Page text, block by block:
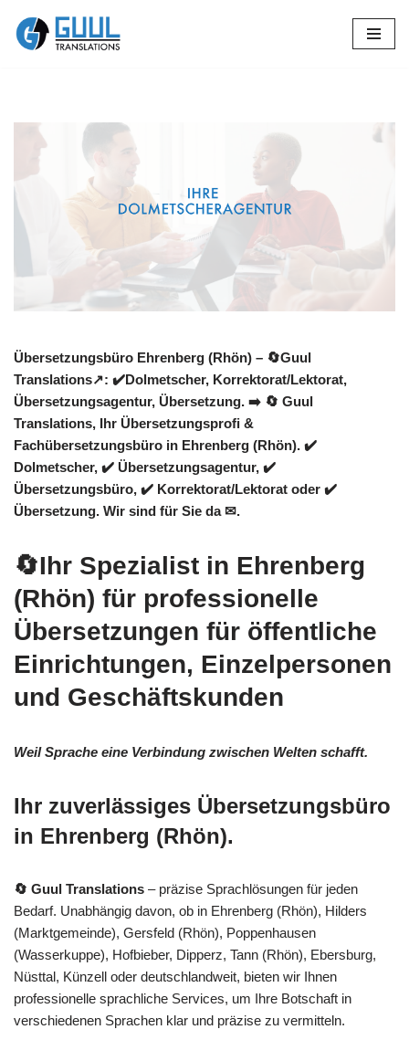
Zum
Übersetzungsbüro Ehrenberg (Rhön) – 🔄Guul
Translations↗️: ✔️Dolmetscher, Korrektorat/Lektorat,
Übersetzungsagentur, Übersetzung. ➡️ 🔄 Guul
Translations, Ihr Übersetzungsprofi &
Fachübersetzungsbüro in Ehrenberg (Rhön). ✔️
Dolmetscher, ✔️ Übersetzungsagentur, ✔️
Übersetzungsbüro, ✔️ Korrektorat/Lektorat oder ✔️
Übersetzung. Wir sind für Sie da ✉.
🔄Ihr Spezialist in Ehrenberg
(Rhön) für professionelle
Übersetzungen für öffentliche
Einrichtungen, Einzelpersonen
und Geschäftskunden
Weil Sprache eine Verbindung zwischen Welten schafft.
Ihr zuverlässiges Übersetzungsbüro
in Ehrenberg (Rhön).
🔄 Guul Translations – präzise Sprachlösungen für jeden
Bedarf. Unabhängig davon, ob in Ehrenberg (Rhön), Hilders
(Marktgemeinde), Gersfeld (Rhön), Poppenhausen
(Wasserkuppe), Hofbieber, Dipperz, Tann (Rhön), Ebersburg,
Nüsttal, Künzell oder deutschlandweit, bieten wir Ihnen
professionelle sprachliche Services, um Ihre Botschaft in
verschiedenen Sprachen klar und präzise zu vermitteln.